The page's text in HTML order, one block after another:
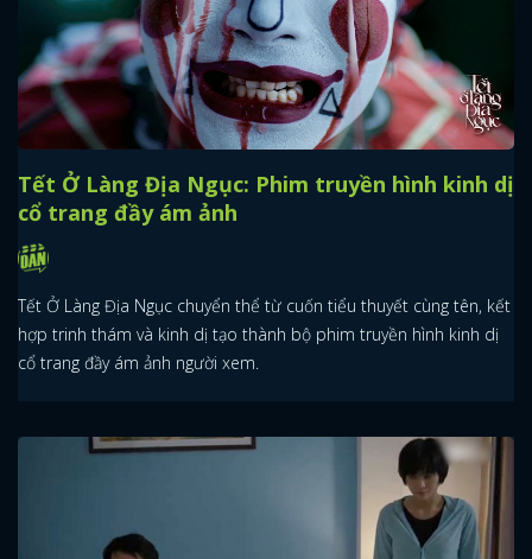
Tết Ở Làng Địa Ngục: Phim truyền hình kinh dị
cổ trang đầy ám ảnh
Tết Ở Làng Địa Ngục chuyển thể từ cuốn tiểu thuyết cùng tên, kết
hợp trinh thám và kinh dị tạo thành bộ phim truyền hình kinh dị
cổ trang đầy ám ảnh người xem.